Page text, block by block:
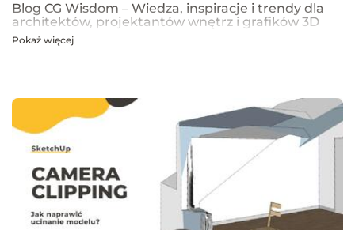
Blog CG Wisdom – Wiedza, inspiracje i trendy dla
architektów, projektantów wnętrz i grafików 3D
Na blogu CG Wisdom znajdziesz praktyczne porady, inspiracje oraz
które pomagają tworzyć profesjonalne i fotorealistyczne wizualizacje.
Dowiesz się również, jak sztuczna inteligencja zmienia pracę
projektantów, jakie są najlepsze praktyki w renderingu oraz jak
optymalizować proces projektowy. Śledź nasz blog, aby pozostać na
bieżąco z technologią i rozwijać swoje umiejętności w projektowaniu
przestrzeni i wizualizacji 3D!
Pokaż więcej